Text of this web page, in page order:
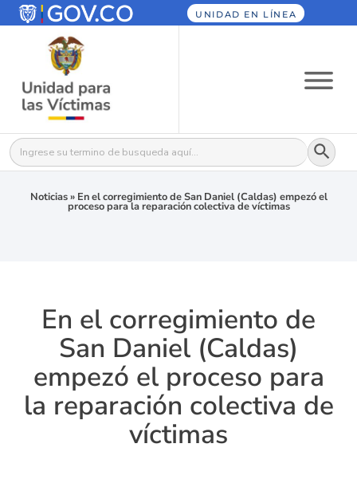
UNIDAD EN LÍNEA
Buscar: Botón
Noticias» En el corregimiento de San Daniel (Caldas) empezó el
proceso para la reparación colectiva de víctimas
En el corregimiento de
San Daniel (Caldas)
empezó el proceso para
la reparación colectiva de
víctimas